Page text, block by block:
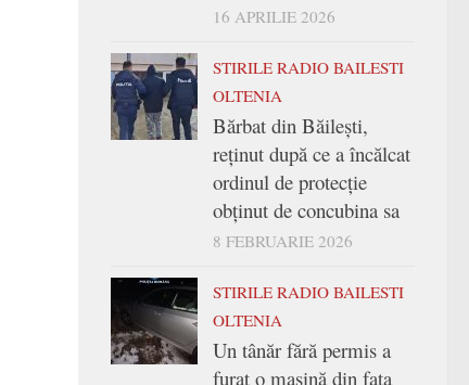
16 APRILIE 2026
STIRILE RADIO BAILESTI
OLTENIA
Bărbat din Băilești,
reținut după ce a încălcat
ordinul de protecție
obținut de concubina sa
8 FEBRUARIE 2026
STIRILE RADIO BAILESTI
OLTENIA
Un tânăr fără permis a
furat o mașină din fața